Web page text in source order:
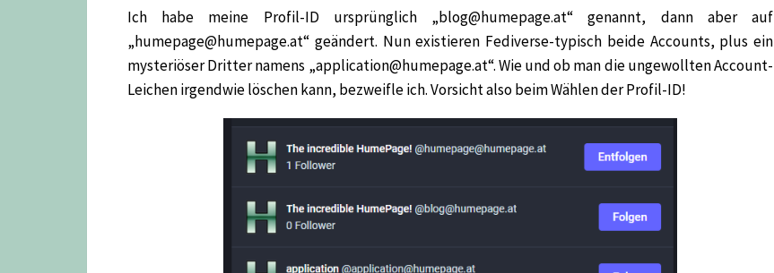
Ich habe meine Profil-ID ursprünglich „blog@humepage.at“ genannt, dann aber auf
„humepage@humepage.at“ geändert. Nun existieren Fediverse-typisch beide Accounts, plus ein
mysteriöser Dritter namens „application@humepage.at“. Wie und ob man die ungewollten Account-
Leichen irgendwie löschen kann, bezweifle ich. Vorsicht also beim Wählen der Profil-ID!